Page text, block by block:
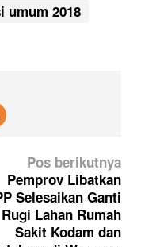
umum 2018
Pos berikutnya
Pemprov Libatkan
Selesaikan Ganti
Rugi Lahan Rumah
Sakit Kodam dan